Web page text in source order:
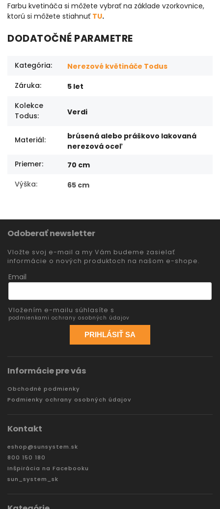
Farbu kvetináča si môžete vybrať na základe vzorkovnice,
ktorú si môžete stiahnuť TU.
DODATOČNÉ PARAMETRE
Kategória:
Nerezové květináče Todus
Záruka:
5 let
Kolekce
Todus: Verdi
Materiál:
brúsená alebo práškovo lakovaná
nerezová oceľ
Priemer:
70 cm
Výška: 65 cm
Odoberať newsletter
Vložte svoj e-mail a my Vám budeme zasielať
informácie o nových produktoch na našom e-shope.
Email
Vložením e-mailu súhlasíte s
podmienkami ochrany osobných údajov
PRIHLÁSIŤ SA
Informácie pre vás
Obchodné podmienky
Podmienky ochrany osobných údajov
Kontakt
eshop@sunsystem.sk
800 150 180
Inšpirácia na Facebooku
sun_system_sk